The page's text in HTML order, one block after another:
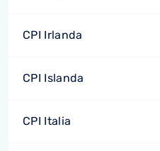
CPI Irlanda
CPI Islanda
CPI Italia